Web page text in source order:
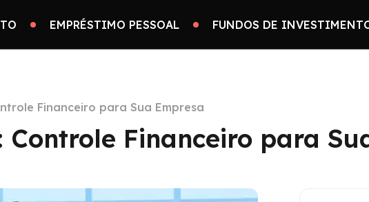
EMPRÉSTIMO PESSOAL FUNDOS DE
Financeiro para Sua Empresa
Controle Financeiro para